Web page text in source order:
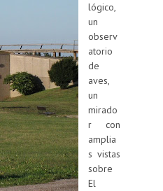
lógico,
un
observ
atorio
de
aves,
un
mirado
r con
amplia
s vistas
sobre
El